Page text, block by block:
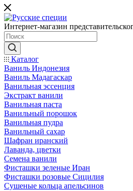
Интернет-магазин
Каталог
Ваниль Индонезия
Ваниль Мадагаскар
Ванильная эссенция
Экстракт ванили
Ванильная паста
Ванильный порошок
Ванильная пудра
Ванильный сахар
Шафран иранский
Лаванда, цветки
Семена ванили
Фисташки зеленые Иран
Фисташки розовые Сицилия
Сушеные кольца апельсинов